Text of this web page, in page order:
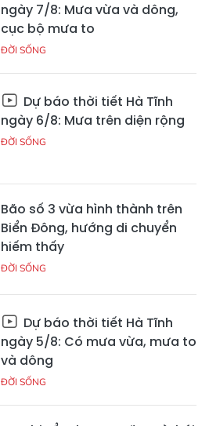
ngày 7/8: Mưa vừa và dông,
cục bộ mưa to
ĐỜI SỐNG
Dự báo thời tiết Hà Tĩnh
ngày 6/8: Mưa trên diện rộng
ĐỜI SỐNG
Bão số 3 vừa hình thành trên
Biển Đông, hướng di chuyển
hiếm thấy
ĐỜI SỐNG
Dự báo thời tiết Hà Tĩnh
ngày 5/8: Có mưa vừa, mưa to
và dông
ĐỜI SỐNG